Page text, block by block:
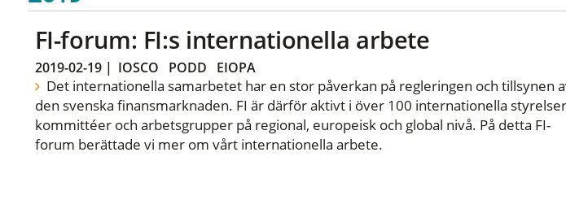
FI-forum: FI:s internationella arbete
2019-02-19| IOSCO PODD EIOPA
Det internationella samarbetet har en stor påverkan på regleringen och tillsynen
den svenska finansmarknaden. FI är därför aktivt i över 100 internationella
kommittéer och arbetsgrupper på regional, europeisk och global nivå. På detta FI-
forum berättade vi mer om vårt internationella arbete.